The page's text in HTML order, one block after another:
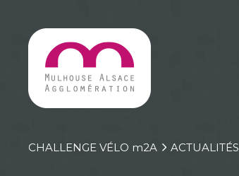
CHALLENGE VÉLO m2A ACTUALITÉS